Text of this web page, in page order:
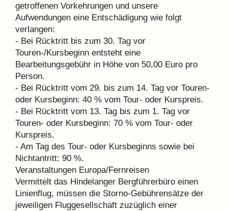
getroffenen Vorkehrungen und unsere
Aufwendungen eine Entschädigung wie folgt
verlangen:
- Bei Rücktritt bis zum 30. Tag vor
Touren-/Kursbeginn entsteht eine
Bearbeitungsgebühr in Höhe von 50,00 Euro pro
Person.
- Bei Rücktritt vom 29. bis zum 14. Tag vor Touren-
oder Kursbeginn: 40 % vom Tour- oder Kurspreis.
- Bei Rücktritt vom 13. Tag bis zum 1. Tag vor
Touren- oder Kursbeginn: 70 % vom Tour- oder
Kurspreis.
- Am Tag des Tour- oder Kursbeginns sowie bei
Nichtantritt: 90 %.
Veranstaltungen Europa/Fernreisen
Vermittelt das Hindelanger Bergführerbüro einen
Linienflug, müssen die Storno-Gebührensätze der
jeweiligen Fluggesellschaft zuzüglich einer